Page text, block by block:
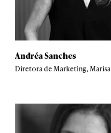
Andréa Sanches
Diretora de Marketing, Marisa